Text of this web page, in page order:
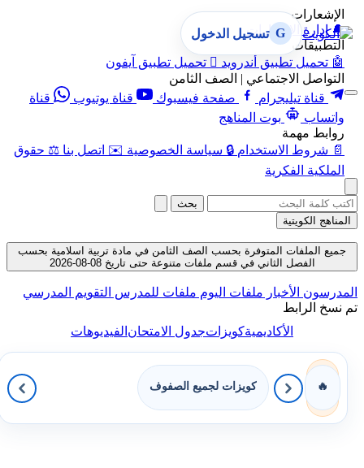
الإشعارات
🔔 إدارة الإشعارات
التطبيقات
🤖 تحميل تطبيق أندرويد  تحميل تطبيق آيفون
التواصل الاجتماعي | الصف الثامن
قناة تيليجرام
صفحة فيسبوك قناة يوتيوب
قناة
واتساب
بوت المناهج
روابط مهمة
📄 شروط الاستخدام 🔒 سياسة الخصوصية ✉️ اتصل بنا ⚖️ حقوق
الملكية الفكرية
G تسجيل الدخول
بحث
المناهج الكويتية
جميع الملفات المتوفرة بحسب الصف الثامن في مادة تربية اسلامية بحسب
الفصل الثاني في قسم ملفات متنوعة حتى تاريخ 08-08-2026
المدرسون الأخبار ملفات اليوم ملفات للمدرس التقويم المدرسي
تم نسخ الرابط
الأكاديميةكويزاتجدول الامتحانالفيديوهات
🔥 كويزات لجميع الصفوف